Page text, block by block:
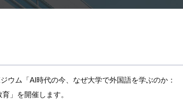
ウム「AI時代の今、なぜ大学で外国語を学ぶのか：
」を開催します。